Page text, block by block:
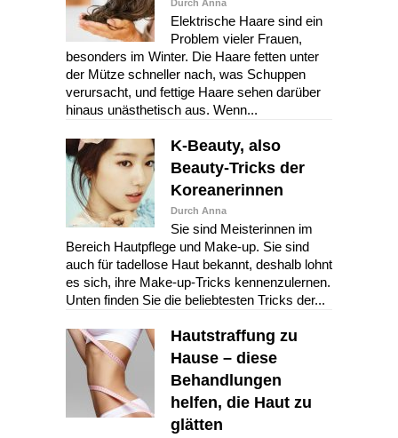
Durch Anna
Elektrische Haare sind ein
Problem vieler Frauen,
besonders im Winter. Die Haare fetten unter
der Mütze schneller nach, was Schuppen
verursacht, und fettige Haare sehen darüber
hinaus unästhetisch aus. Wenn...
K-Beauty, also
Beauty-Tricks der
Koreanerinnen
Durch Anna
Sie sind Meisterinnen im
Bereich Hautpflege und Make-up. Sie sind
auch für tadellose Haut bekannt, deshalb lohnt
es sich, ihre Make-up-Tricks kennenzulernen.
Unten finden Sie die beliebtesten Tricks der...
Hautstraffung zu
Hause – diese
Behandlungen
helfen, die Haut zu
glätten